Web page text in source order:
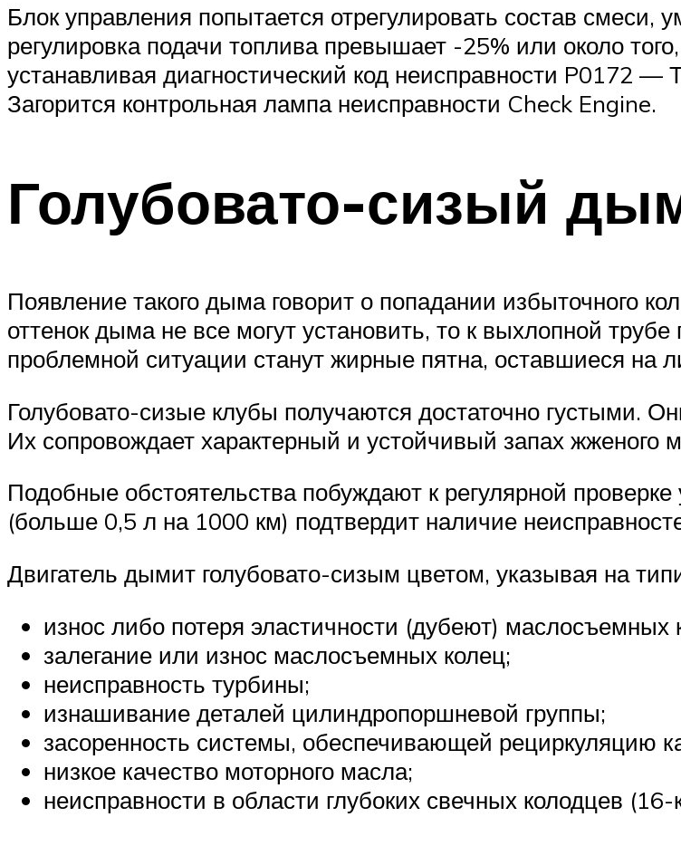
Блок управления попытается отрегулировать состав
регулировка подачи топлива превышает -25% или около
устанавливая диагностический код неисправности P0172 —
Загорится контрольная лампа неисправности Check Engine.
Голубовато-сизый
Появление такого дыма говорит о попадании избыточного
оттенок дыма не все могут установить, то к выхлопной
проблемной ситуации станут жирные пятна, оставшиеся на
Голубовато-сизые клубы получаются достаточно густыми.
Их сопровождает характерный и устойчивый запах жженого
Подобные обстоятельства побуждают к регулярной
(больше 0,5 л на 1000 км) подтвердит наличие
Двигатель дымит голубовато-сизым цветом, указывая на
износ либо потеря эластичности (дубеют) маслосъемных
залегание или износ маслосъемных колец;
неисправность турбины;
изнашивание деталей цилиндропоршневой группы;
засоренность системы, обеспечивающей рециркуляцию
низкое качество моторного масла;
неисправности в области глубоких свечных колодцев